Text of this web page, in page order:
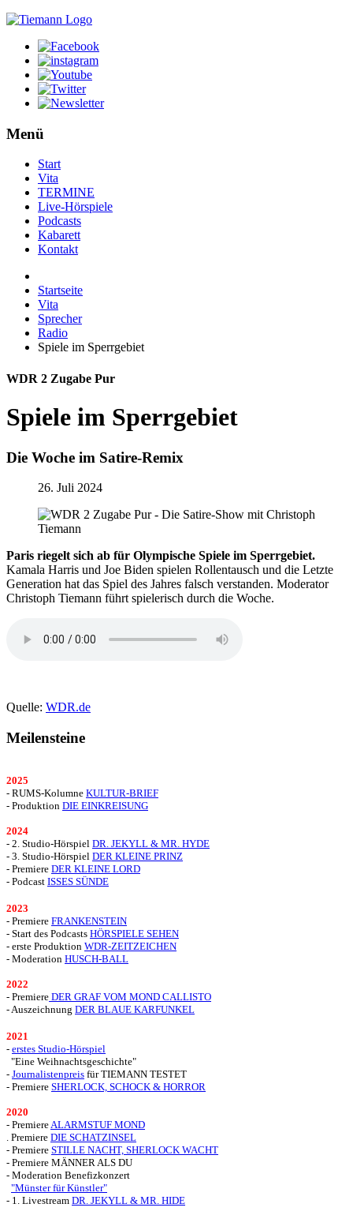
Menü
Start
Vita
TERMINE
Live-Hörspiele
Podcasts
Kabarett
Kontakt
Startseite
Vita
Sprecher
Radio
Spiele im Sperrgebiet
WDR 2 Zugabe Pur
Spiele im Sperrgebiet
Die Woche im Satire-Remix
26. Juli 2024
Paris riegelt sich ab für Olympische Spiele im Sperrgebiet.
Kamala Harris und Joe Biden spielen Rollentausch und die Letzte
Generation hat das Spiel des Jahres falsch verstanden. Moderator
Christoph Tiemann führt spielerisch durch die Woche.
Quelle: WDR.de
Meilensteine
2025
- RUMS-Kolumne KULTUR-BRIEF
- Produktion DIE EINKREISUNG
2024
- 2. Studio-Hörspiel DR. JEKYLL & MR. HYDE
- 3. Studio-Hörspiel DER KLEINE PRINZ
- Premiere DER KLEINE LORD
- Podcast ISSES SÜNDE
2023
- Premiere FRANKENSTEIN
- Start des Podcasts HÖRSPIELE SEHEN
- erste Produktion WDR-ZEITZEICHEN
- Moderation HUSCH-BALL
2022
- Premiere DER GRAF VOM MOND CALLISTO
- Auszeichnung DER BLAUE KARFUNKEL
2021
- erstes Studio-Hörspiel
"Eine Weihnachtsgeschichte"
- Journalistenpreis für TIEMANN TESTET
- Premiere SHERLOCK, SCHOCK & HORROR
2020
- Premiere ALARMSTUF MOND
. Premiere DIE SCHATZINSEL
- Premiere STILLE NACHT, SHERLOCK WACHT
- Premiere MÄNNER ALS DU
- Moderation Benefizkonzert
"Münster für Künstler"
- 1. Livestream DR. JEKYLL & MR. HIDE